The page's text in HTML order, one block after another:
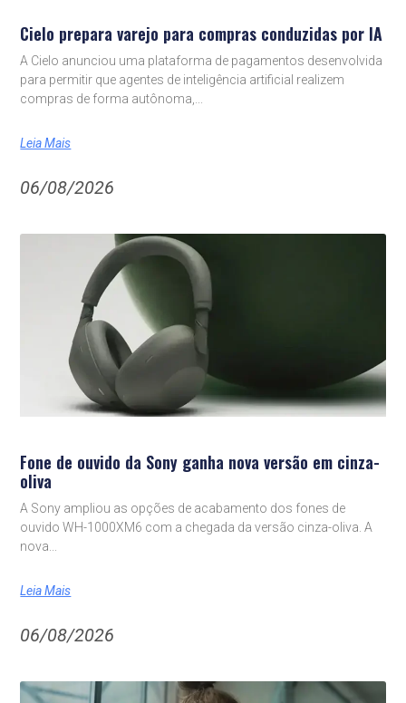
Cielo prepara varejo para compras conduzidas por IA
A Cielo anunciou uma plataforma de pagamentos desenvolvida
para permitir que agentes de inteligência artificial realizem
compras de forma autônoma,
Leia Mais
06/08/2026
Fone de ouvido da Sony ganha nova versão em cinza-
oliva
A Sony ampliou as opções de acabamento dos fones de
ouvido WH-1000XM6 com a chegada da versão cinza-oliva. A
nova
Leia Mais
06/08/2026